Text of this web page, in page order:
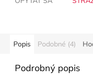
Popis Podobné (4)
Podrobný popis